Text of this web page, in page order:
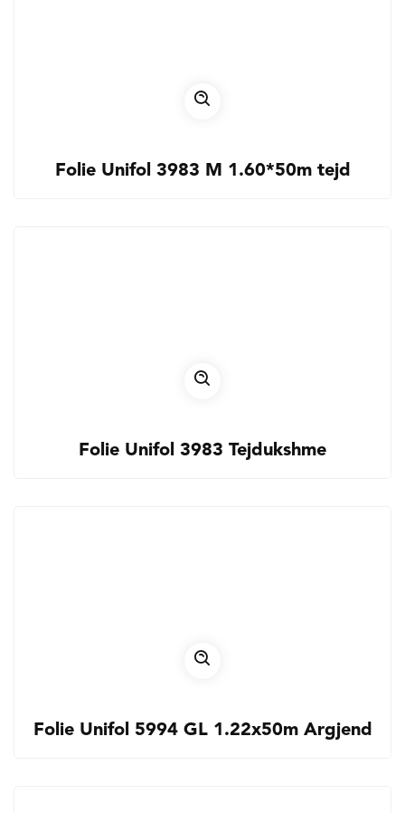
Folie Unifol 3983 M 1.60*50m tejd
Folie Unifol 3983 Tejdukshme
Folie Unifol 5994 GL 1.22x50m Argjend